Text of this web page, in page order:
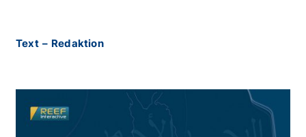
Text – Redaktion